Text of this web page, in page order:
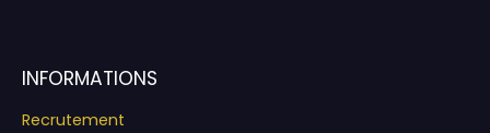
INFORMATIONS
Recrutement